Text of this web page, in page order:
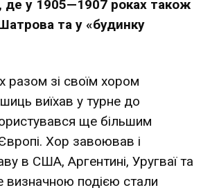
у 1905—1907 роках також
та у «будинку
разом зі своїм хором
виїхав у турне до
ще більшим
Хор завоював і
в США, Аргентині, Уругваї та
визначною подією стали